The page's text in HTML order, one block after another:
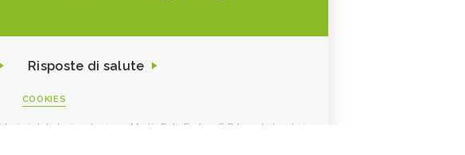
Risposte di salute
COOKIES
è vietata la riproduzione. Media Data Factory S.R.L. sede legale in